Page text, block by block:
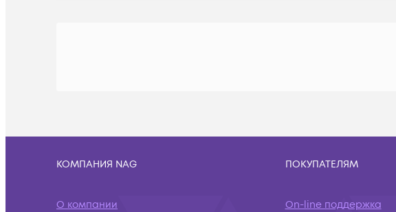
КОМПАНИЯ NAG
О компании
ПОКУПАТЕЛЯМ
On-line поддержка